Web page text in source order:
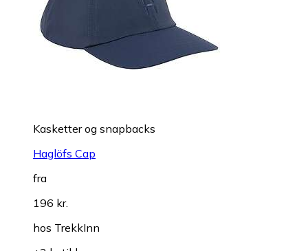
Kasketter og snapbacks
Haglöfs Cap
fra
196 kr.
hos TrekkInn